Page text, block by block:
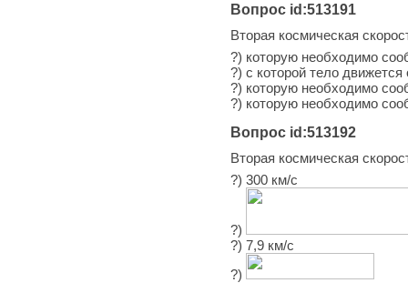
Вопрос id:513191
Вторая космическая
?) которую необходимо
?) с которой тело
?) которую необходимо
?) которую необходимо
Вопрос id:513192
Вторая космическая
?) 300 км/с
?)
?) 7,9 км/с
?)